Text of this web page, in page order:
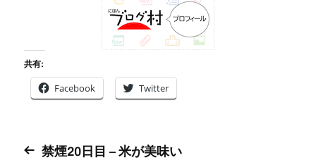
共有:
Facebook Twitter
禁煙20日目 – 米が美味い